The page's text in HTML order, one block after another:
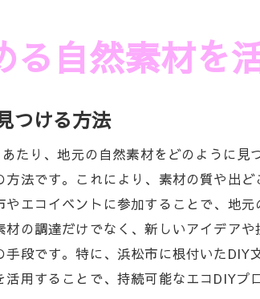
地域の自然素
浜松の自然素材で
竹や藁を使っ
エコDIYで実現
地元素材を使
リサイクル素
地元の自然と調和
地域の自然を
る自然素材を
つける方法
たり、地元の自然素材をどのように
法です。これにより、素材の質や出
やエコイベントに参加することで、地
材の調達だけでなく、新しいアイデア
手段です。特に、浜松市に根付いた
用することで、持続可能なエコDIYプ